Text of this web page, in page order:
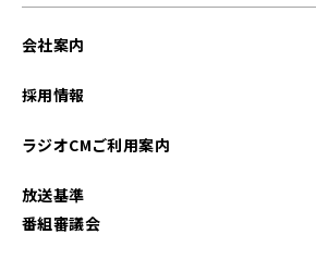
会社案内
採用情報
ラジオCMご利用案内
放送基準
番組審議会